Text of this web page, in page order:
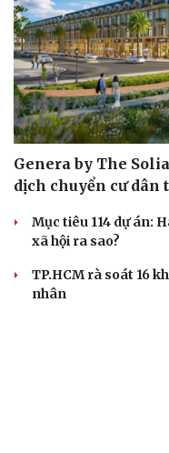
Genera by The
dịch chuyển cư dân
Mục tiêu 114 dự án:
xã hội ra sao?
TP.HCM rà soát 16
nhân